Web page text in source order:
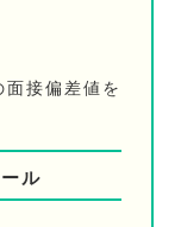
接偏差値を
ル